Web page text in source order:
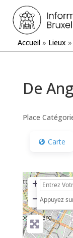
Accueil » Lieux »
De
Place
Carte
+
− Appuyez